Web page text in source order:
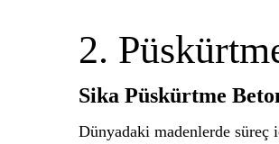
2.
Sika Püskürtme
Dünyadaki madenlerde süreç